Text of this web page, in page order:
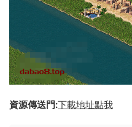
資源傳送門:下載地址點我